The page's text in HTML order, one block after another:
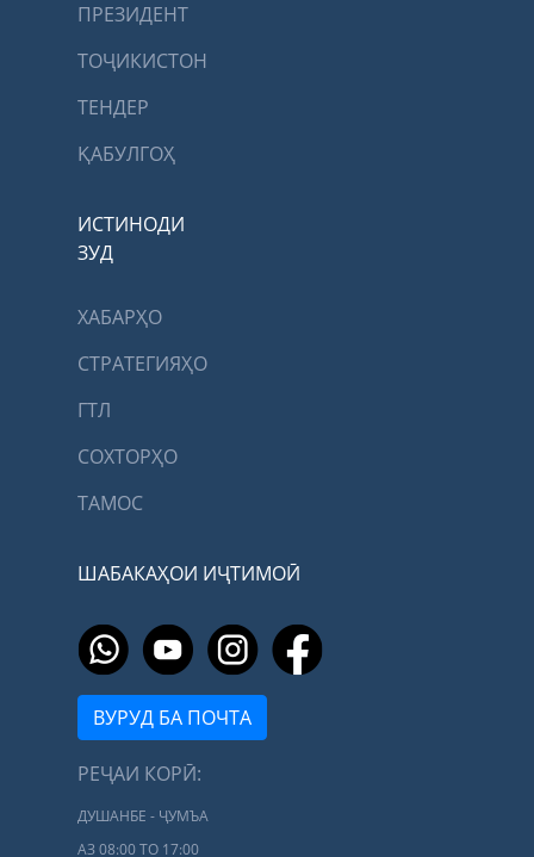
ПРЕЗИДЕНТ
ТОҶИКИСТОН
ТЕНДЕР
ҚАБУЛГОҲ
ИСТИНОДИ
ЗУД
ХАБАРҲО
СТРАТЕГИЯҲО
ГТЛ
СОХТОРҲО
ТАМОС
ШАБАКАҲОИ ИҶТИМОӢ
ВУРУД БА ПОЧТА
РЕҶАИ КОРӢ:
ДУШАНБЕ - ҶУМЪА
АЗ 08:00 ТО 17:00